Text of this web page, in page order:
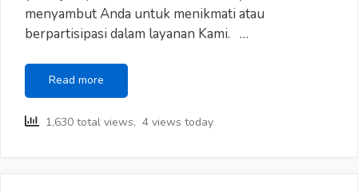
menyambut Anda untuk menikmati atau
berpartisipasi dalam layanan Kami. …
Read more
Privasi
1,630 total views, 4 views today